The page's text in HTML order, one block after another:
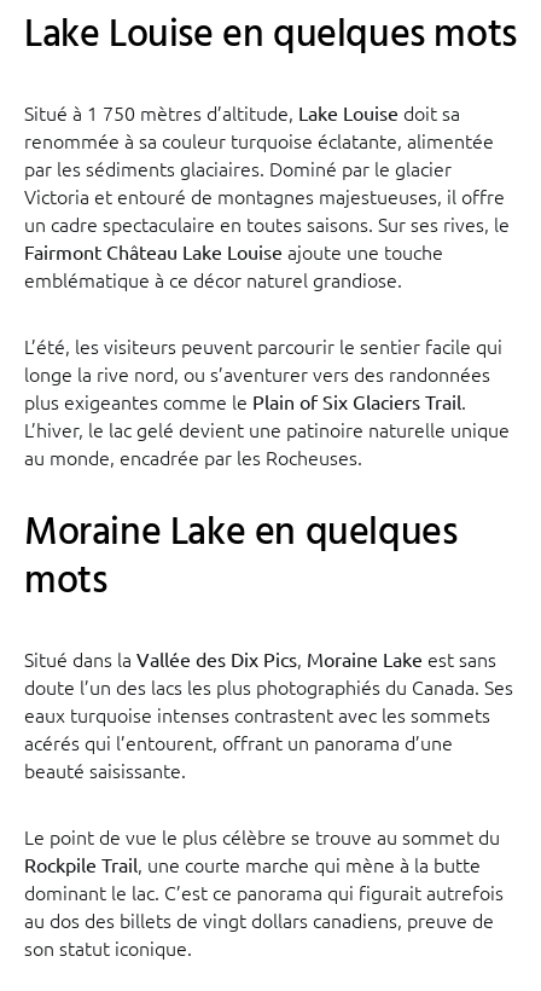
Lake Louise en quelques mots
Situé à 1 750 mètres d’altitude, Lake Louise doit sa
renommée à sa couleur turquoise éclatante, alimentée
par les sédiments glaciaires. Dominé par le glacier
Victoria et entouré de montagnes majestueuses, il offre
un cadre spectaculaire en toutes saisons. Sur ses rives, le
Fairmont Château Lake Louise ajoute une touche
emblématique à ce décor naturel grandiose.
L’été, les visiteurs peuvent parcourir le sentier facile qui
longe la rive nord, ou s’aventurer vers des randonnées
plus exigeantes comme le Plain of Six Glaciers Trail.
L’hiver, le lac gelé devient une patinoire naturelle unique
au monde, encadrée par les Rocheuses.
Moraine Lake en quelques
mots
Situé dans la Vallée des Dix Pics, Moraine Lake est sans
doute l’un des lacs les plus photographiés du Canada. Ses
eaux turquoise intenses contrastent avec les sommets
acérés qui l’entourent, offrant un panorama d’une
beauté saisissante.
Le point de vue le plus célèbre se trouve au sommet du
Rockpile Trail, une courte marche qui mène à la butte
dominant le lac. C’est ce panorama qui figurait autrefois
au dos des billets de vingt dollars canadiens, preuve de
son statut iconique.